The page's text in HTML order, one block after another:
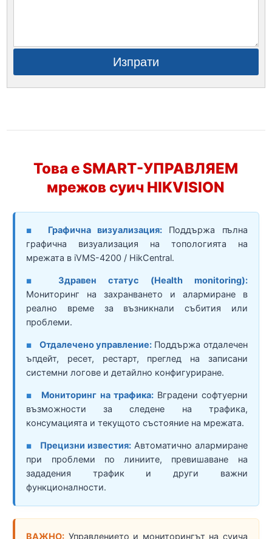
Изпрати
Това е SMART-УПРАВЛЯЕМ
мрежов суич HIKVISION
■ Графична визуализация: Поддържа пълна
графична визуализация на топологията на
мрежата в iVMS-4200 / HikCentral.
■
Здравен статус (Health monitoring):
Мониторинг на захранването и алармиране в
реално време за възникнали събития или
проблеми.
■ Отдалечено управление: Поддържа отдалечен
ъпдейт, ресет, рестарт, преглед на записани
системни логове и детайлно конфигуриране.
■ Мониторинг на трафика:Вградени софтуерни
възможности за следене на трафика,
консумацията и текущото състояние на мрежата.
■ Прецизни известия:Автоматично алармиране
при проблеми по линиите, превишаване на
зададения трафик и други важни
функционалности.
ВАЖНО: Управлението и мониторингът на суича